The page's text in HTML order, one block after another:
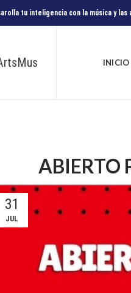
tu inteligencia con la música y las
INICIO
ABIERTO
31
JUL